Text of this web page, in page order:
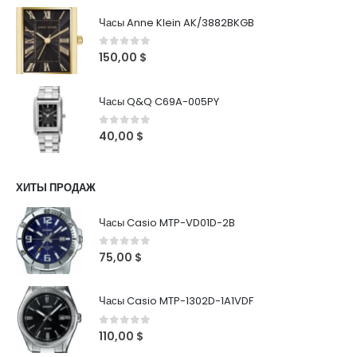
Часы Anne Klein AK/3882BKGB
0out of 5
150,00 $
Часы Q&Q C69A-005PY
0 out of 5
40,00 $
ХИТЫ ПРОДАЖ
Часы Casio MTP-VD01D-2B
0out of 5
75,00 $
Часы Casio MTP-1302D-1A1VDF
0out of 5
110,00 $